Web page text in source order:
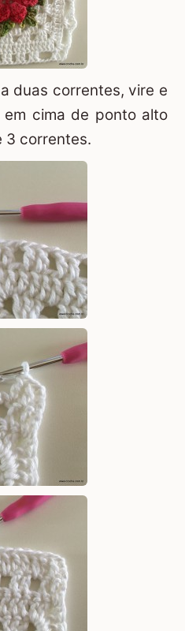
duas correntes, vire e
cima de ponto alto
3 correntes.